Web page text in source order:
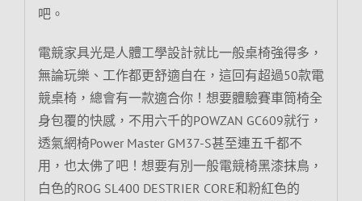
吧。
電競家具光是人體工學設計就比一般桌椅強得多，
無論玩樂、工作都更舒適自在，這回有超過50款電
競桌椅，總會有一款適合你！想要體驗賽車筒椅全
身包覆的快感，不用六千的POWZAN GC609就行，
透氣網椅Power Master GM37-S甚至連五千都不
用，也太佛了吧！想要有別一般電競椅黑漆抹鳥，
白色的ROG SL400 DESTRIER CORE和粉紅色的